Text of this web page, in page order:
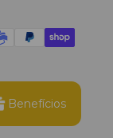
Benefícios